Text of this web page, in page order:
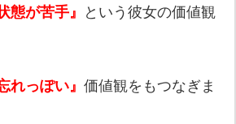
態が苦手』 という彼女の価値観
れっぽい』 価値観をもつなぎま